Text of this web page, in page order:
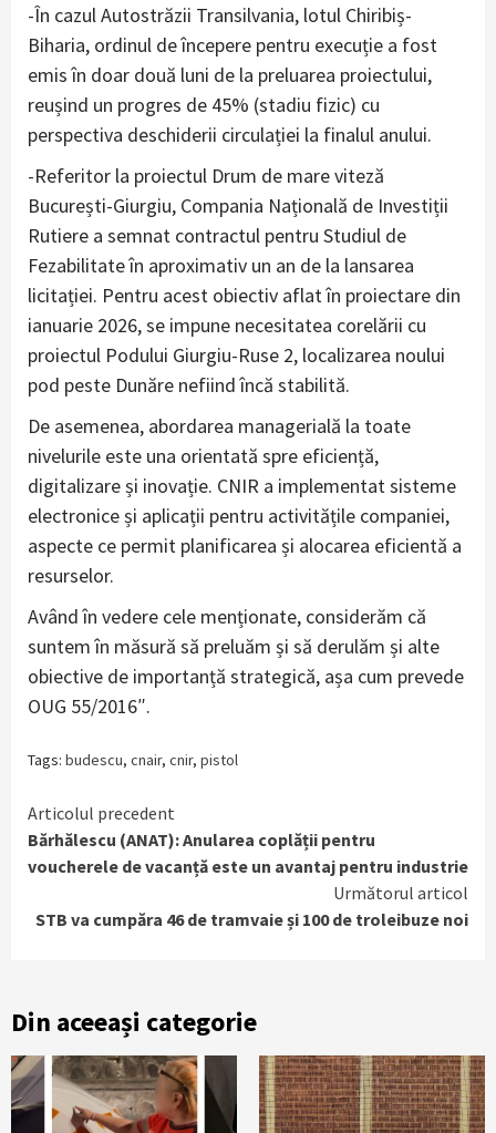
-În cazul Autostrăzii Transilvania, lotul Chiribiș-
Biharia, ordinul de începere pentru execuție a fost
emis în doar două luni de la preluarea proiectului,
reușind un progres de 45% (stadiu fizic) cu
perspectiva deschiderii circulației la finalul anului.
-Referitor la proiectul Drum de mare viteză
București-Giurgiu, Compania Națională de Investiții
Rutiere a semnat contractul pentru Studiul de
Fezabilitate în aproximativ un an de la lansarea
licitației. Pentru acest obiectiv aflat în proiectare din
ianuarie 2026, se impune necesitatea corelării cu
proiectul Podului Giurgiu-Ruse 2, localizarea noului
pod peste Dunăre nefiind încă stabilită.
De asemenea, abordarea managerială la toate
nivelurile este una orientată spre eficiență,
digitalizare și inovație. CNIR a implementat sisteme
electronice și aplicații pentru activitățile companiei,
aspecte ce permit planificarea și alocarea eficientă a
resurselor.
Având în vedere cele menționate, considerăm că
suntem în măsură să preluăm și să derulăm și alte
obiective de importanță strategică, așa cum prevede
OUG 55/2016″.
Tags: budescu, cnair, cnir, pistol
Continue
Reading
Articolul precedent
Bărhălescu (ANAT): Anularea coplății pentru
voucherele de vacanță este un avantaj pentru industrie
Următorul articol
STB va cumpăra 46 de tramvaie și 100 de troleibuze noi
Din aceeași categorie